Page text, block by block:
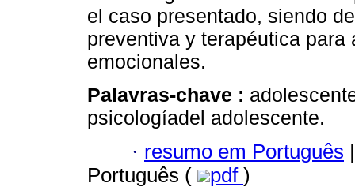
el caso presentado, siendo
preventiva y terapéutica
emocionales.
Palavras-chave :
psicologíadel adolescente.
· resumo em Português |
Português (
pdf )